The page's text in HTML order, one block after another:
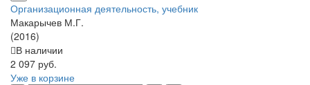
Организационная деятельность, учебник
Макарычев М.Г.
(2016)
В наличии
2 097 руб.
Уже в корзине